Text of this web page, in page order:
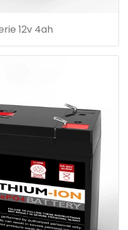
12v 4ah